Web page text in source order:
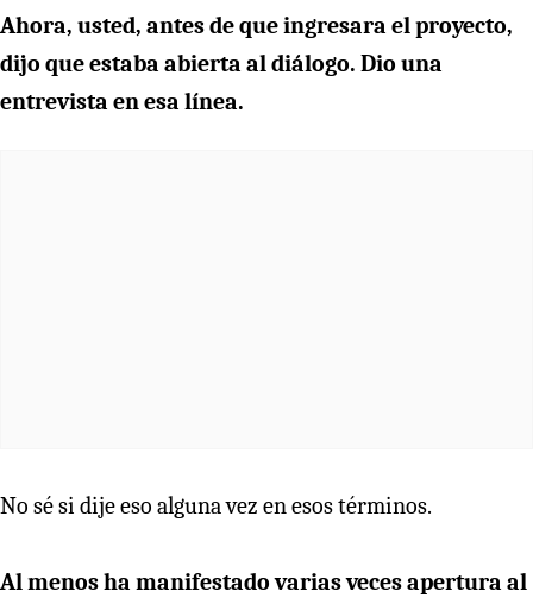
Ahora, usted, antes de que ingresara el proyecto,
dijo que estaba abierta al diálogo. Dio una
entrevista en esa línea.
No sé si dije eso alguna vez en esos términos.
Al menos ha manifestado varias veces apertura al